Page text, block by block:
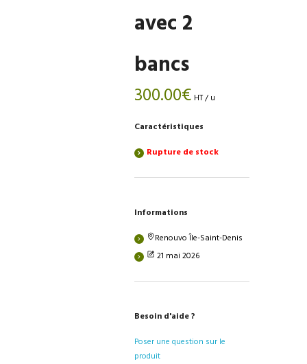
avec 2
bancs
300.00€ HT / u
Caractéristiques
Rupture de stock
Informations
Renouvo Île-Saint-Denis
21 mai 2026
Besoin d'aide ?
Poser une question sur le
produit